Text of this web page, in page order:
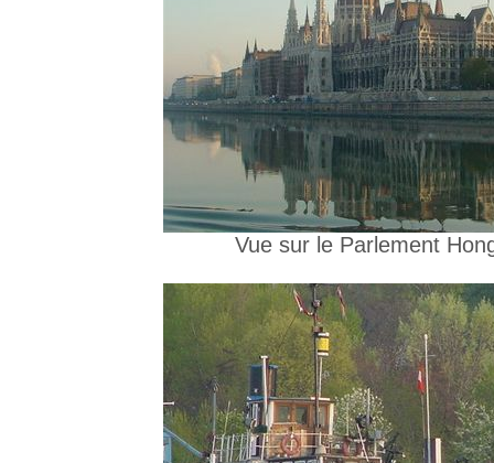
Vue sur le Parlement